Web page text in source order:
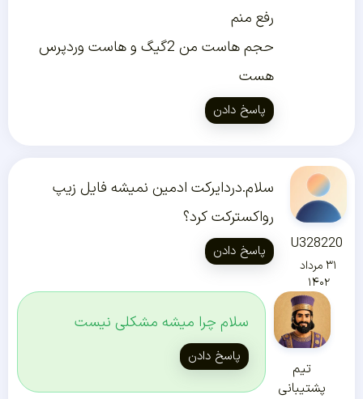
رفع منم
حجم هاست من 2گیگ و هاست وردپرس
هست
پاسخ دادن
U328220
۳۱ مرداد
۱۴۰۲
سلام.دردایرکت ادمین نمیشه فایل زیپ
رواکسترکت کرد؟
پاسخ دادن
تیم
پشتیبانی
سلام چرا میشه مشکلی نیست
پاسخ دادن